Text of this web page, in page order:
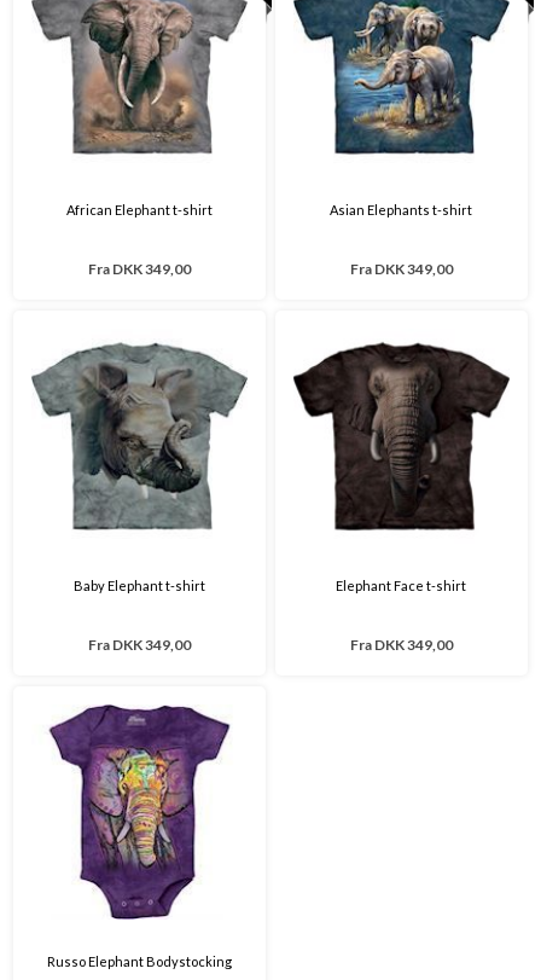
African Elephant t-shirt
Fra DKK 349,00
Asian Elephants t-shirt
Fra DKK 349,00
Baby Elephant t-shirt
Fra DKK 349,00
Elephant Face t-shirt
Fra DKK 349,00
Russo Elephant Bodystocking